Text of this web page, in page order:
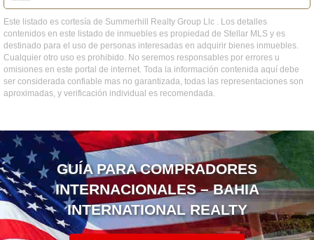
Este listado es cortesía de Summerhill Realty Group Llc . Los detalles
contenidos en este listado de inmuebles es propiedad de Stellar MLS y es
destinado para el uso de personas interesadas en adquirir bienes inmuebles.
Cualquier otro uso es prohibido. No seremos responsables por errores u
omisiones en este portal de internet. Toda la información contenida aquí debe
ser considerada confiable mas no garantizada, todas las representaciones son
aproximadas, y verificación individual es recomendada.
GUÍA PARA COMPRADORES
INTERNACIONALES – BAHIA
INTERNATIONAL REALTY